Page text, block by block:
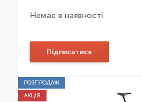
Немає в наявності
Підписатися
РОЗПРОДАЖ
АКЦІЯ